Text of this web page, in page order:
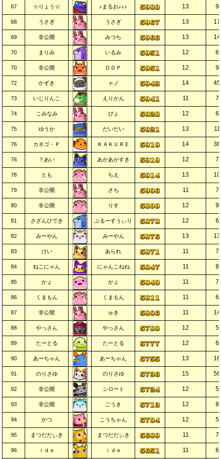
67 ☆りょう☆ ♪まるお♪♪♪ 13
68 うさぎ うさぎ 13
69 非公開 みつち 13
70 まりみ いるみ 12
70 非公開 ＤＤＰ 12
72 かずき ャノ 14
73 いじりんこ えりかん 11
74 こみなみ ぴょ 12
75 ゆうか だいだい 13
76 カネゴ・Ｐ ＫＡＫＵＲＥ 14
76 ？あい あかあかすき 12
78 とも ちえ 13
79 非公開 さち 11
80 非公開 りす 12
81 さざんひでき ぶるーすうぃり 12
82 みーやん みーやん 13
83 けい あられ 11
84 ねこにゃん にゃんこねね 11
85 かょ かょ 11
86 くまもん くまもん 11
87 非公開 ゅき 11
88 やっさん やっさん 12
89 たーとる たーとる 12
90 あーちゃん あーちゃん 13
91 のりさゆ のりさゆ 15
92 非公開 シロート 12
93 非公開 ごうき 12
94 かつ こうちゃん 12
95 まつだだぃき まつだだぃき 11
96 ｉｄｅ ｉｄｅ 11